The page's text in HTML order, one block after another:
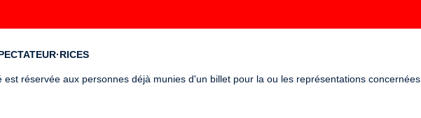
est réservée aux personnes déjà munies d'un billet pour la ou les représentations concernées.